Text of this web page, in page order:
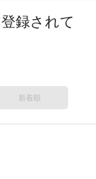
録されて
新着順